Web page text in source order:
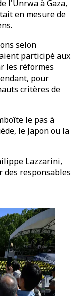
l'Unrwa à Gaza,
en mesure de
selon
participé aux
les réformes
pour
critères de
le pas à
le Japon ou la
Lazzarini,
des responsables